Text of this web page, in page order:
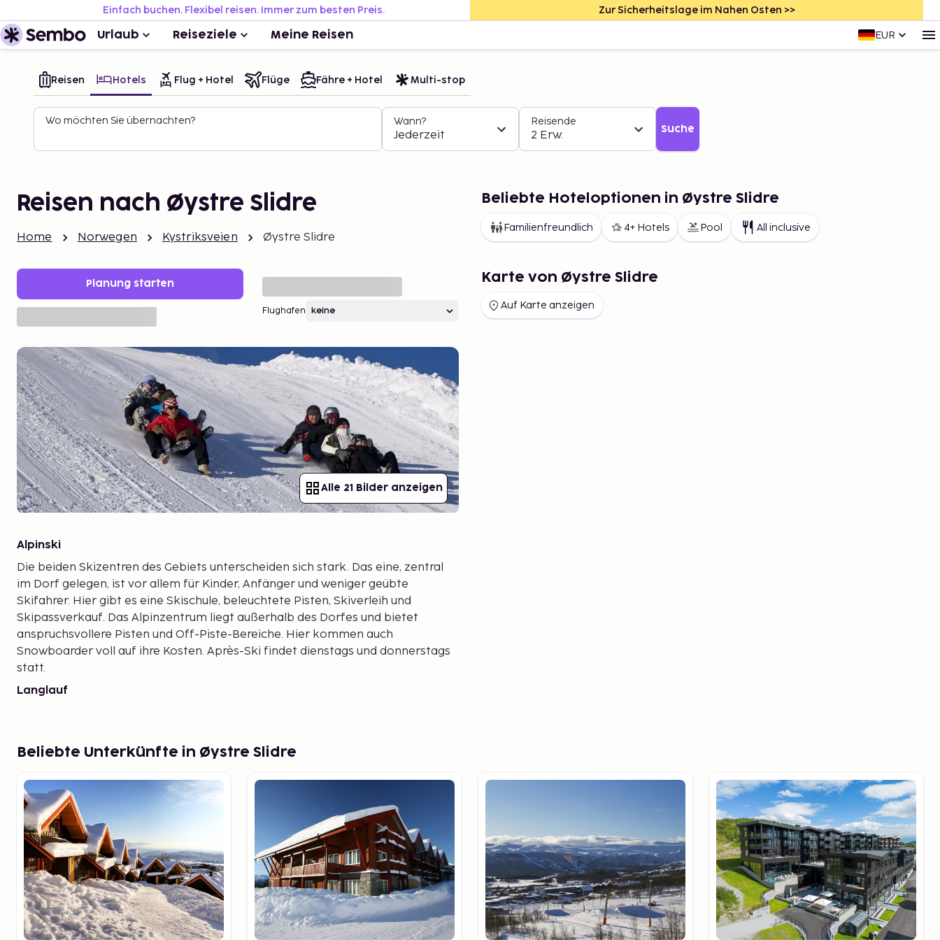
Einfach buchen. Flexibel reisen. Immer zum besten Preis. Zur Sicherheitslage im Nahen Osten >>
Urlaub Reiseziele Meine Reisen EUR
Reisen Hotels Flug + Hotel Flüge Fähre + Hotel Multi-stop
Wo möchten Sie übernachten? Wann?
Jederzeit
Reisende
2 Erw. Suche
Reisen nach Øystre Slidre
Home Norwegen Kystriksveien Øystre Slidre
Planung starten
Flughafen
Alle 21 Bilder anzeigen
Alpinski
Die beiden Skizentren des Gebiets unterscheiden sich stark. Das eine, zentral
im Dorf gelegen, ist vor allem für Kinder, Anfänger und weniger geübte
Skifahrer. Hier gibt es eine Skischule, beleuchtete Pisten, Skiverleih und
Skipassverkauf. Das Alpinzentrum liegt außerhalb des Dorfes und bietet
anspruchsvollere Pisten und Off-Piste-Bereiche. Hier kommen auch
Snowboarder voll auf ihre Kosten. Après-Ski findet dienstags und donnerstags
statt.
Langlauf
Blick auf die Gipfel des Jotunheimen. Im Wald schlängeln sich schöne Touren
ist.
Rodeln
Warum nicht einmal ein echtes Beitostølen-Highlight ausprobieren: das
Rodelrennen. Die Fahrt die kurvenreiche Rodelbahn hinunter ist ein lustiges und
einzigartiges Erlebnis, das Kindheitserinnerungen weckt.
Alles für die Kinder
Der Erlebnispark bei Bergojordet bietet den Kindern die Möglichkeit,
spielerisch Skifahren zu lernen. Skischulen nehmen auch die jüngsten Kinder
mit auf die Piste.
Beliebte Hoteloptionen in Øystre Slidre
Familienfreundlich 4+ Hotels Pool All inclusive
Karte von Øystre Slidre
Auf Karte anzeigen
Beliebte Unterkünfte in Øystre Slidre